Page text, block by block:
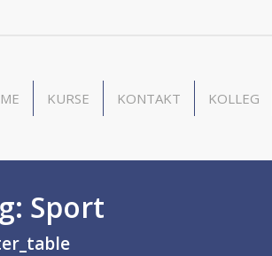
KURSE KONTAKT KOLLEG
Sport